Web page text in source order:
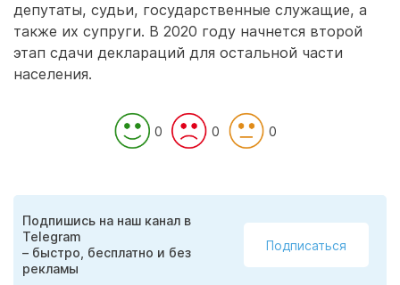
депутаты, судьи, государственные служащие, а
также их супруги. В 2020 году начнется второй
этап сдачи деклараций для остальной части
населения.
0 0 0
Подпишись на наш канал в
Telegram
– быстро, бесплатно и без
рекламы
Подписаться